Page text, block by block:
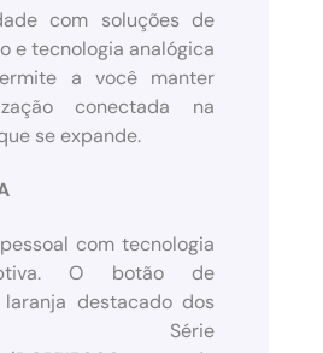
com soluções de
e tecnologia analógica
a você manter
conectada na
se expande.
com tecnologia
O botão de
laranja destacado dos
Série